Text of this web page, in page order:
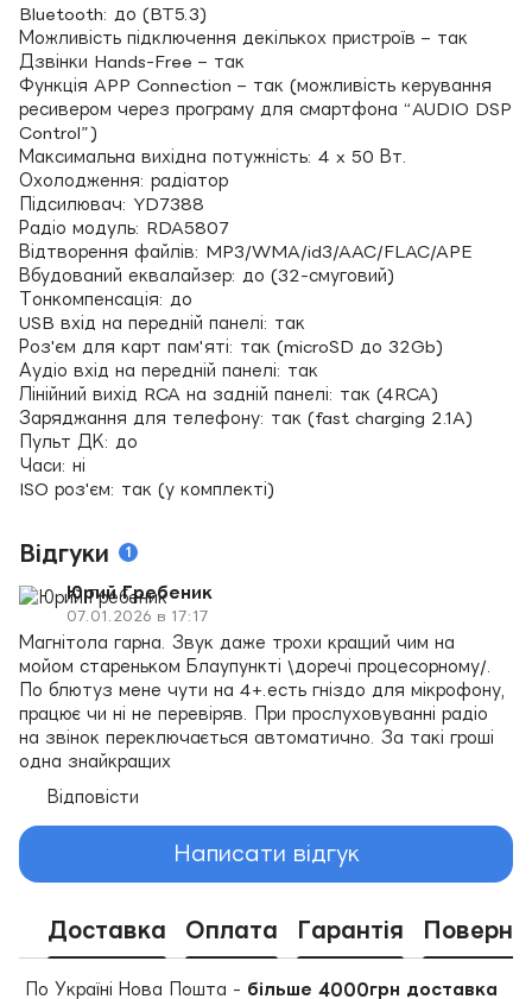
Bluetooth: до (BT5.3)
Можливість підключення декількох пристроїв – так
Дзвінки Hands-Free – так
Функція APP Connection – так (можливість керування
ресивером через програму для смартфона “AUDIO DSP
Control”)
Максимальна вихідна потужність: 4 x 50 Вт.
Охолодження: радіатор
Підсилювач: YD7388
Радіо модуль: RDA5807
Відтворення файлів: MP3/WMA/id3/AAC/FLAC/APE
Вбудований еквалайзер: до (32-смуговий)
Тонкомпенсація: до
USB вхід на передній панелі: так
Роз'єм для карт пам'яті: так (microSD до 32Gb)
Аудіо вхід на передній панелі: так
Лінійний вихід RCA на задній панелі: так (4RCA)
Заряджання для телефону: так (fast charging 2.1A)
Пульт ДК: до
Часи: ні
ISO роз'єм: так (у комплекті)
Відгуки 1
Юрий Гребеник
07.01.2026 в 17:17
Магнітола гарна. Звук даже трохи кращий чим на
мойом стареньком Блаупункті \доречі процесорному/.
По блютуз мене чути на 4+.есть гніздо для мікрофону,
працює чи ні не перевіряв. При прослуховуванні радіо
на звінок переключається автоматично. За такі гроші
одна знайкращих
Відповісти
Написати відгук
Доставка Оплата Гарантія
По Україні Нова Пошта - більше 4000грн доставка